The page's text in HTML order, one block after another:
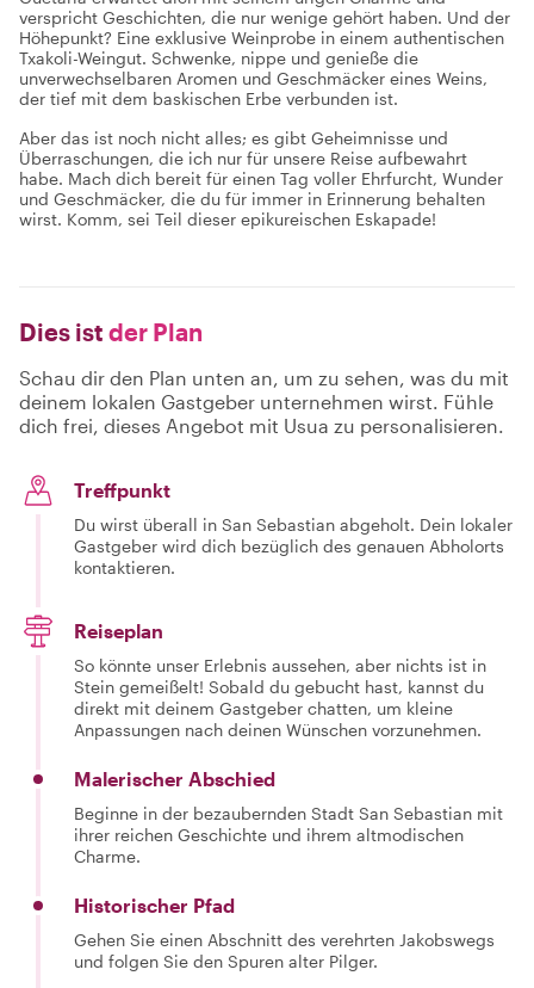
verspricht Geschichten, die nur wenige gehört haben. Und der
Höhepunkt? Eine exklusive Weinprobe in einem authentischen
Txakoli-Weingut. Schwenke, nippe und genieße die
unverwechselbaren Aromen und Geschmäcker eines Weins,
der tief mit dem baskischen Erbe verbunden ist.
Aber das ist noch nicht alles; es gibt Geheimnisse und
Überraschungen, die ich nur für unsere Reise aufbewahrt
habe. Mach dich bereit für einen Tag voller Ehrfurcht, Wunder
und Geschmäcker, die du für immer in Erinnerung behalten
wirst. Komm, sei Teil dieser epikureischen Eskapade!
Dies ist der Plan
Schau dir den Plan unten an, um zu sehen, was du mit
deinem lokalen Gastgeber unternehmen wirst. Fühle
dich frei, dieses Angebot mit Usua zu personalisieren.
Treffpunkt
Du wirst überall in San Sebastian abgeholt. Dein lokaler
Gastgeber wird dich bezüglich des genauen Abholorts
kontaktieren.
Reiseplan
So könnte unser Erlebnis aussehen, aber nichts ist in
Stein gemeißelt! Sobald du gebucht hast, kannst du
direkt mit deinem Gastgeber chatten, um kleine
Anpassungen nach deinen Wünschen vorzunehmen.
Malerischer Abschied
Beginne in der bezaubernden Stadt San Sebastian mit
ihrer reichen Geschichte und ihrem altmodischen
Charme.
Historischer Pfad
Gehen Sie einen Abschnitt des verehrten Jakobswegs
und folgen Sie den Spuren alter Pilger.